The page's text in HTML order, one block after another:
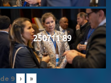
250711 89
de 9 › »